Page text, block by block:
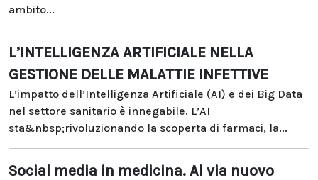
ambito...
L’INTELLIGENZA ARTIFICIALE NELLA
GESTIONE DELLE MALATTIE INFETTIVE
L’impatto dell’Intelligenza Artificiale (AI) e dei Big Data
nel settore sanitario è innegabile. L’AI
sta&nbsp;rivoluzionando la scoperta di farmaci, la...
Social media in medicina. Al via nuovo